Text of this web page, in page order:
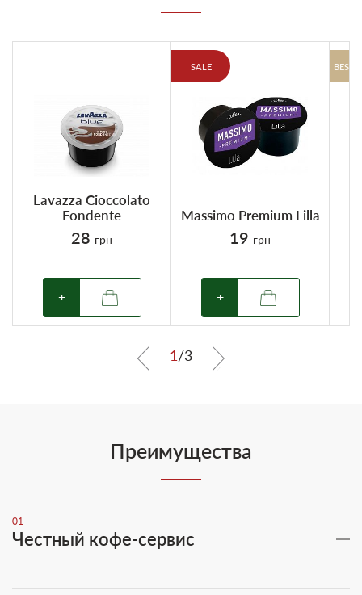
Lavazza Cioccolato
Fondente
28 грн
+
SALE
Massimo Premium Lilla
19 грн
+
1/3
Преимущества
01
Честный кофе-сервис